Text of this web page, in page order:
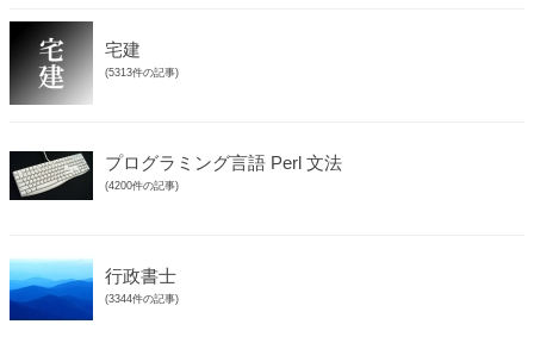
宅建
(5313件の記事)
プログラミング言語 Perl 文法
(4200件の記事)
行政書士
(3344件の記事)